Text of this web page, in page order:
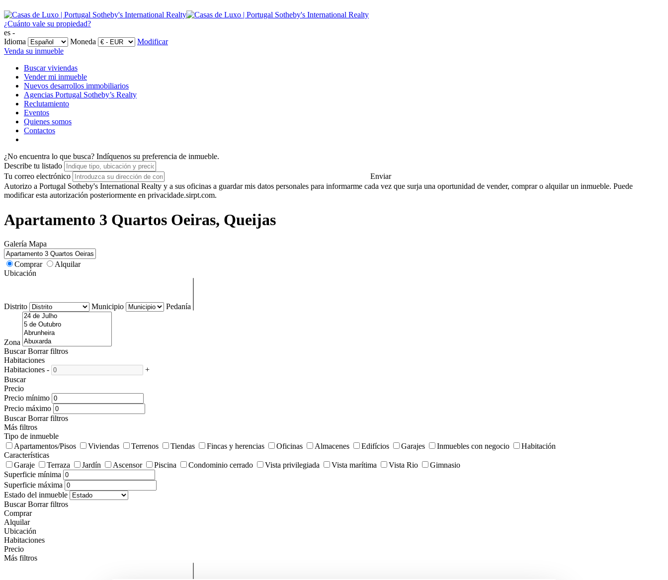
¿Cuánto vale su propiedad?
es -
Idioma
Moneda
Modificar
Venda su inmueble
Buscar viviendas
Vender mi inmueble
Nuevos desarrollos immobiliarios
Agencias Portugal Sotheby’s Realty
Reclutamiento
Eventos
Quienes somos
Contactos
¿No encuentra lo que busca? Indíquenos su preferencia de inmueble.
Describe tu listado
Tu correo electrónico
Enviar
Autorizo a Portugal Sotheby's International Realty y a sus oficinas a guardar mis datos personales para informarme cada vez que surja una oportunidad de vender, comprar o alquilar un inmueble. Puede
modificar esta autorización posteriormente en privacidade.sirpt.com.
Apartamento 3 Quartos Oeiras, Queijas
Galería Mapa
Comprar
Alquilar
Ubicación
Distrito Municipio Pedanía
Zona
Buscar Borrar filtros
Habitaciones
Habitaciones -
+
Buscar
Precio
Precio mínimo
Precio máximo
Buscar Borrar filtros
Más filtros
Tipo de inmueble
Apartamentos/Pisos
Viviendas Terrenos Tiendas Fincas y herencias Oficinas Almacenes Edifícios Garajes Inmuebles con negocio
Habitación
Características
Garaje
Terraza Jardín Ascensor Piscina Condominio cerrado Vista privilegiada Vista marítima Vista Rio
Gimnasio
Superficie mínima
Superficie máxima
Estado del inmueble
Buscar Borrar filtros
Comprar
Alquilar
Ubicación
Habitaciones
Precio
Más filtros